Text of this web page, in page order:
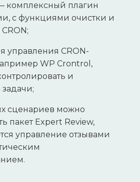
комплексный плагин
с функциями очистки и
управления CRON-
WP Crontrol,
и
задачи;
сценариев можно
пакет Expert Review,
управление отзывами